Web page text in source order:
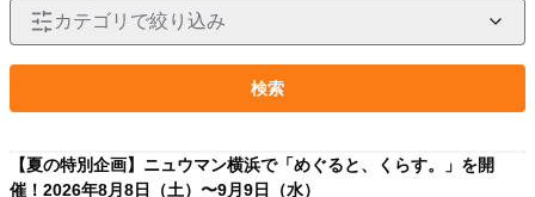
カテゴリで絞り込み
検索
【夏の特別企画】ニュウマン横浜で「めぐると、くらす。」を開
催！2026年8月8日（土）〜9月9日（水）